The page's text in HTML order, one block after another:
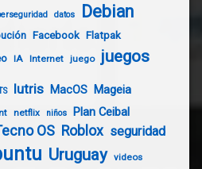
datos Debian
Facebook Flatpak
IA Internet juego juegos
lutris MacOS Mageia
netflix niños Plan Ceibal
OS Roblox seguridad
Uruguay videos